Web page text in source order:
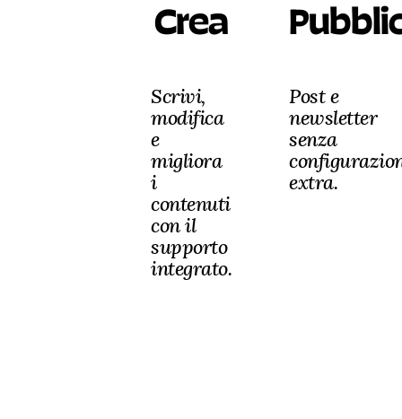
Crea
Scrivi,
modifica
e
migliora
i
contenuti
con il
supporto
integrato.
Post e
newsletter
senza
extra.